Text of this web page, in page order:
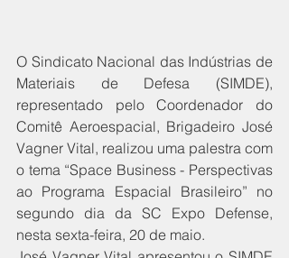
O Sindicato Nacional das Indústrias de
Materiais de Defesa (SIMDE),
representado pelo Coordenador do
Comitê Aeroespacial, Brigadeiro José
Vagner Vital, realizou uma palestra com
o tema “Space Business - Perspectivas
ao Programa Espacial Brasileiro” no
segundo dia da SC Expo Defense,
nesta sexta-feira, 20 de maio.